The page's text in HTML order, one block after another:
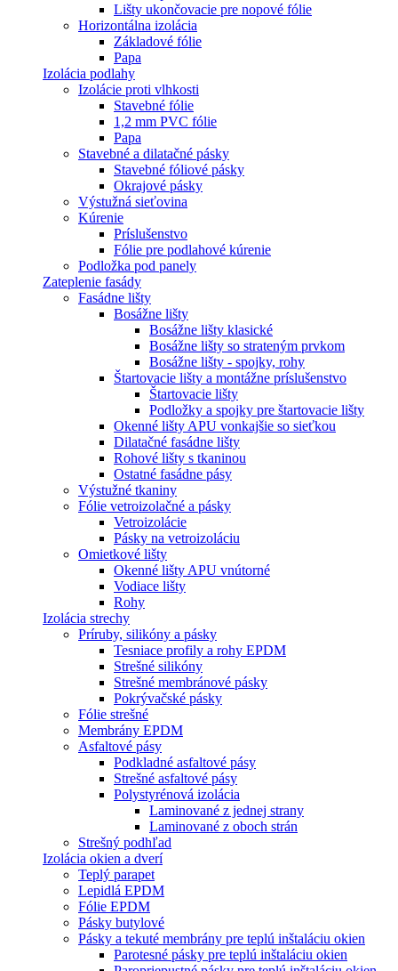
Lišty ukončovacie pre nopové fólie
Horizontálna izolácia
Základové fólie
Papa
Izolácia podlahy
Izolácie proti vlhkosti
Stavebné fólie
1,2 mm PVC fólie
Papa
Stavebné a dilatačné pásky
Stavebné fóliové pásky
Okrajové pásky
Výstužná sieťovina
Kúrenie
Príslušenstvo
Fólie pre podlahové kúrenie
Podložka pod panely
Zateplenie fasády
Fasádne lišty
Bosážne lišty
Bosážne lišty klasické
Bosážne lišty so strateným prvkom
Bosážne lišty - spojky, rohy
Štartovacie lišty a montážne príslušenstvo
Štartovacie lišty
Podložky a spojky pre štartovacie lišty
Okenné lišty APU vonkajšie so sieťkou
Dilatačné fasádne lišty
Rohové lišty s tkaninou
Ostatné fasádne pásy
Výstužné tkaniny
Fólie vetroizolačné a pásky
Vetroizolácie
Pásky na vetroizoláciu
Omietkové lišty
Okenné lišty APU vnútorné
Vodiace lišty
Rohy
Izolácia strechy
Príruby, silikóny a pásky
Tesniace profily a rohy EPDM
Strešné silikóny
Strešné membránové pásky
Pokrývačské pásky
Fólie strešné
Membrány EPDM
Asfaltové pásy
Podkladné asfaltové pásy
Strešné asfaltové pásy
Polystyrénová izolácia
Laminované z jednej strany
Laminované z oboch strán
Strešný podhľad
Izolácia okien a dverí
Teplý parapet
Lepidlá EPDM
Fólie EPDM
Pásky butylové
Pásky a tekuté membrány pre teplú inštaláciu okien
Parotesné pásky pre teplú inštaláciu okien